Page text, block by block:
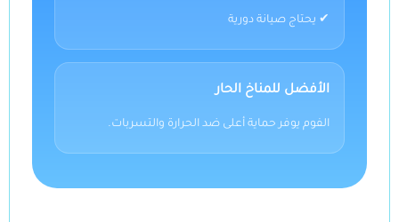
✔ يحتاج صيانة دورية
الأفضل للمناخ الحار
الفوم يوفر حماية أعلى ضد الحرارة والتسربات.